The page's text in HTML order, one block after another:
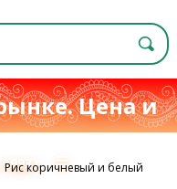
Цена и
1993 г.≡
Рис коричневый и белый